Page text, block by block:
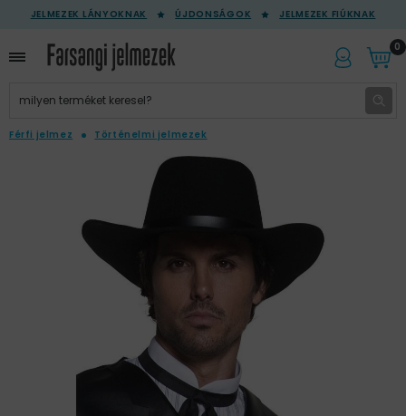
JELMEZEK LÁNYOKNAK ÚJDONSÁGOK JELMEZEK FIÚKNAK
0
Férfi jelmez Történelmi jelmezek